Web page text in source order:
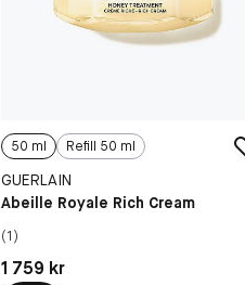
50 ml Refill 50 ml
GUERLAIN
Abeille Royale Rich Cream
(1)
Pris: 1 759 kr
1 759 kr